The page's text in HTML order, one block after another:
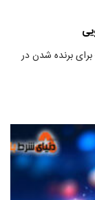
برای برنده شدن در